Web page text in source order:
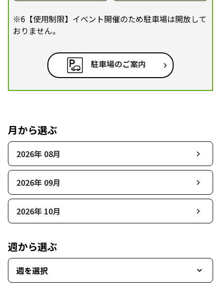
※6【使用制限】イベント開催のため駐車場は開放して
おりません。
駐車場のご案内
月から選ぶ
2026年 08月
2026年 09月
2026年 10月
週から選ぶ
週を選択